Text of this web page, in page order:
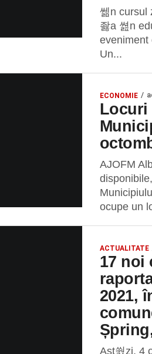
쎎n cursul
좛a 쎮n
eveniment
Un...
ECONOMIE
Locuri
AJOFM
ocupe un
ACTUALITATE
17 noi
2021,
Ast쒃zi, 4